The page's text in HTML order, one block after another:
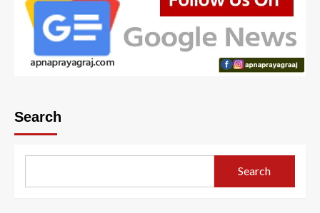
Search
Search